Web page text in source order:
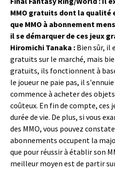
MMO gratuits dont la qualité
que MMO à abonnement
il se démarquer de ces jeux
Hiromichi Tanaka : Bien sûr, il
gratuits sur le marché, mais
gratuits, ils fonctionnent à
le joueur ne paie pas, il
commence à acheter des
coûteux. En fin de compte, ces
durée de vie. De plus, si vous
des MMO, vous pouvez
abonnements occupent la
que pour réussir à établir son
meilleur moyen est de partir